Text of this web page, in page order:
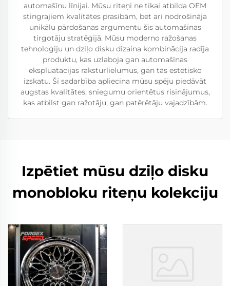
automašīnu līnijai. Mūsu riteņi ne tikai atbilda OEM
stingrajiem kvalitātes prasībām, bet arī nodrošināja
unikālu pārdošanas argumentu šīs automašīnas
tirgotāju stratēģijā. Mūsu moderno ražošanas
tehnoloģiju un dziļo disku dizaina kombinācija radīja
produktu, kas uzlaboja gan automašīnas
ekspluatācijas raksturlielumus, gan tās estētisko
izskatu. Šī sadarbība apliecina mūsu spēju piedāvāt
augstas kvalitātes, sniegumu orientētus risinājumus,
kas atbilst gan ražotāju, gan patērētāju vajadzībām.
Izpētiet mūsu dziļo disku
monobloku riteņu kolekciju